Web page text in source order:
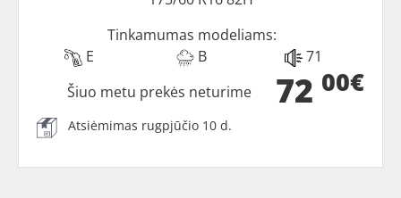
Tinkamumas modeliams:
E
B 71
72 00€
Šiuo metu prekės neturime
Atsiėmimas rugpjūčio 10 d.